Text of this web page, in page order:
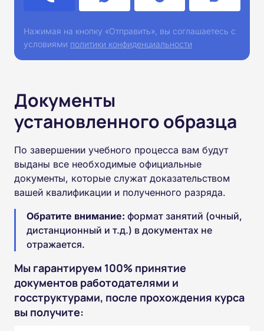
Нажимая на кнопку «Отправить», вы соглашаетесь с
условиями политики конфиденциальности
Документы
установленного образца
По завершении учебного процесса вам будут
выданы все необходимые официальные
документы, которые служат доказательством
вашей квалификации и полученного разряда.
Обратите внимание: формат занятий (очный,
дистанционный и т.д.) в документах не
отражается.
Мы гарантируем 100% принятие
документов работодателями и
госструктурами, после прохождения курса
вы получите: